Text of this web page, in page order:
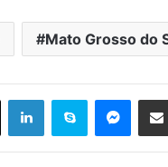
Mato Grosso do